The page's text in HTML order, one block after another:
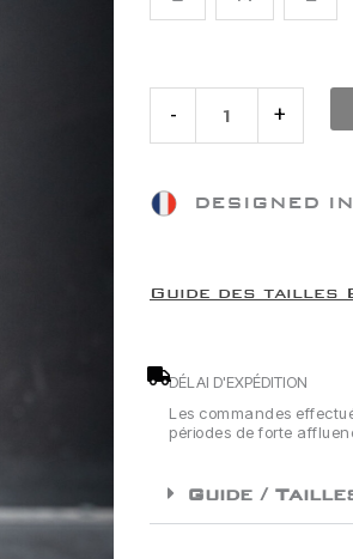
- +
DESIGNED
Guide des tailles
DÉLAI D'EXPÉDITION
Les commandes
périodes de forte
Guide /